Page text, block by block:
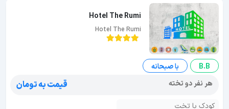
Hotel The Rumi
Hotel The Rumi
B.B
با صبحانه
هر نفر دو تخته
قیمت به تومان
کودک با تخت